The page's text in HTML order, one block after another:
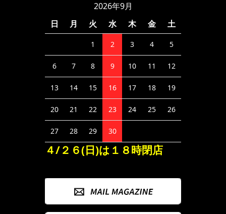
2026年9月
日
月 火 水 木 金 土
1 2 3 4 5
6 7 8 9 10 11 12
13 14 15 16 17 18 19
20 21 22 23 24 25 26
27 28 29 30
４/２６(日)は１８時閉店